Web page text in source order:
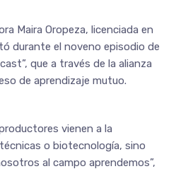
Maira Oropeza, licenciada en
durante el noveno episodio de
que a través de la alianza
de aprendizaje mutuo.
vienen a la
o biotecnología, sino
al campo aprendemos”,